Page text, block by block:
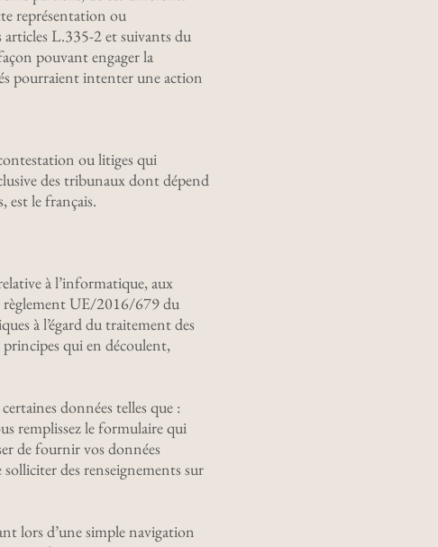
représentation ou
L.335-2 et suivants du
pouvant engager la
pourraient intenter une action
ou litiges qui
des tribunaux dont dépend
est le français.
à l’informatique, aux
règlement UE/2016/679 du
à l’égard du traitement des
principes qui en découlent,
données telles que :
remplissez le formulaire qui
de fournir vos données
des renseignements sur
lors d’une simple navigation